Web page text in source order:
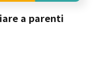
a parenti